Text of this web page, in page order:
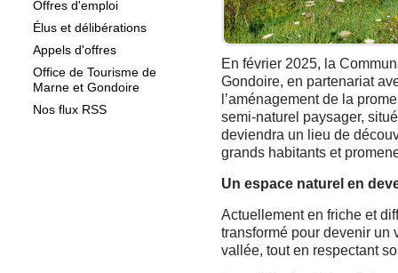
Offres d'emploi
Élus et délibérations
Appels d'offres
Office de Tourisme de
Marne et Gondoire
Nos flux RSS
En février 2025, la
Gondoire, en partenariat
l’aménagement de la
semi-naturel paysager,
deviendra un lieu de
grands habitants et
Un espace naturel en
Actuellement en friche et
transformé pour devenir un
vallée, tout en respectant